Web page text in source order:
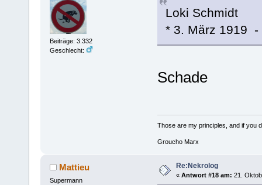
Beiträge: 3.332
Geschlecht:
Loki Schmidt
* 3. März 1919 -
Schade
Those are my principles, and if you
Groucho Marx
Mattieu
Supermann
Re:Nekrolog
« Antwort #18 am: 21.